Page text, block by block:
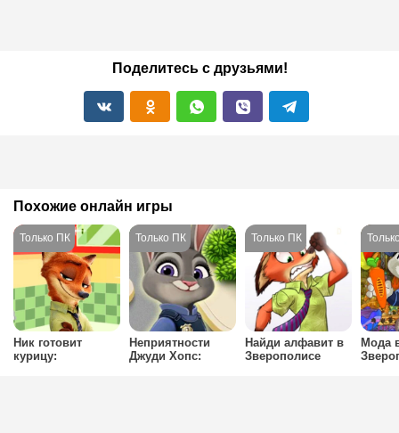
Поделитесь с друзьями!
Похожие онлайн игры
Ник готовит
курицу:
Неприятности
Джуди Хопс:
Найди алфавит в
Зверополисе
Мода